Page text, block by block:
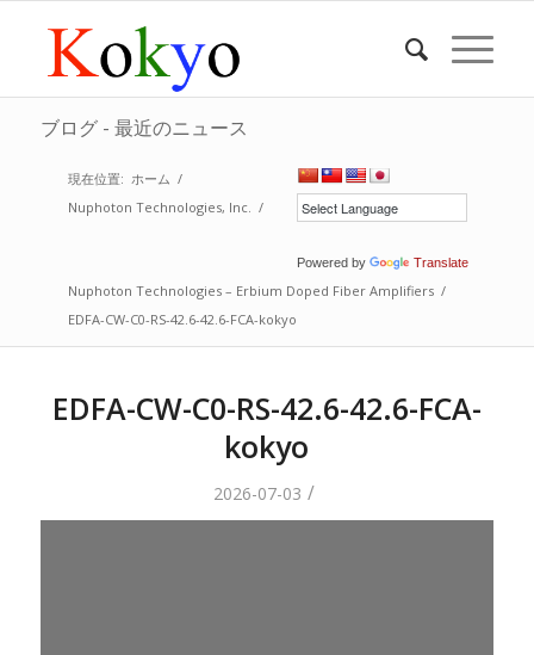
ブログ - 最近のニュース
Powered by Translate
現在位置: ホーム /
Nuphoton Technologies, Inc. /
Nuphoton Technologies – Erbium Doped Fiber Amplifiers /
EDFA-CW-C0-RS-42.6-42.6-FCA-kokyo
EDFA-CW-C0-RS-42.6-42.6-FCA-
kokyo
2026-07-03 /